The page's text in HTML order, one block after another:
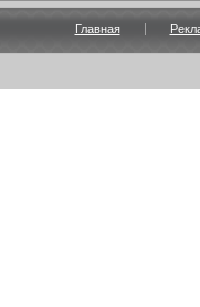
Главная